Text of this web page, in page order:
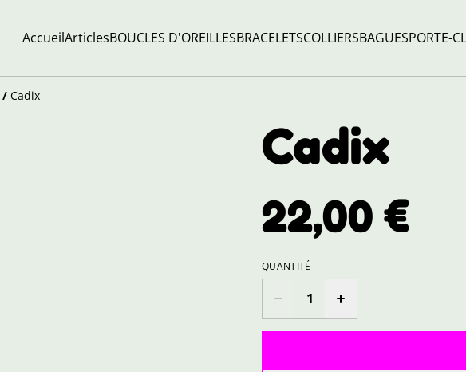
AccueilArticlesBOUCLES D'OREILLESBRACELETSCOLLIERSBAGUESPORTE-
/ Cadix
Cadix
22,00 €
QUANTITÉ